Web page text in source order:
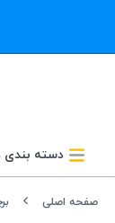
دسته بندی
صفحه اصلی